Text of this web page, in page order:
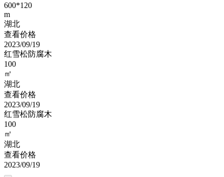
600*120
m
湖北
查看价格
2023/09/19
红雪松防腐木
100
㎡
湖北
查看价格
2023/09/19
红雪松防腐木
100
㎡
湖北
查看价格
2023/09/19